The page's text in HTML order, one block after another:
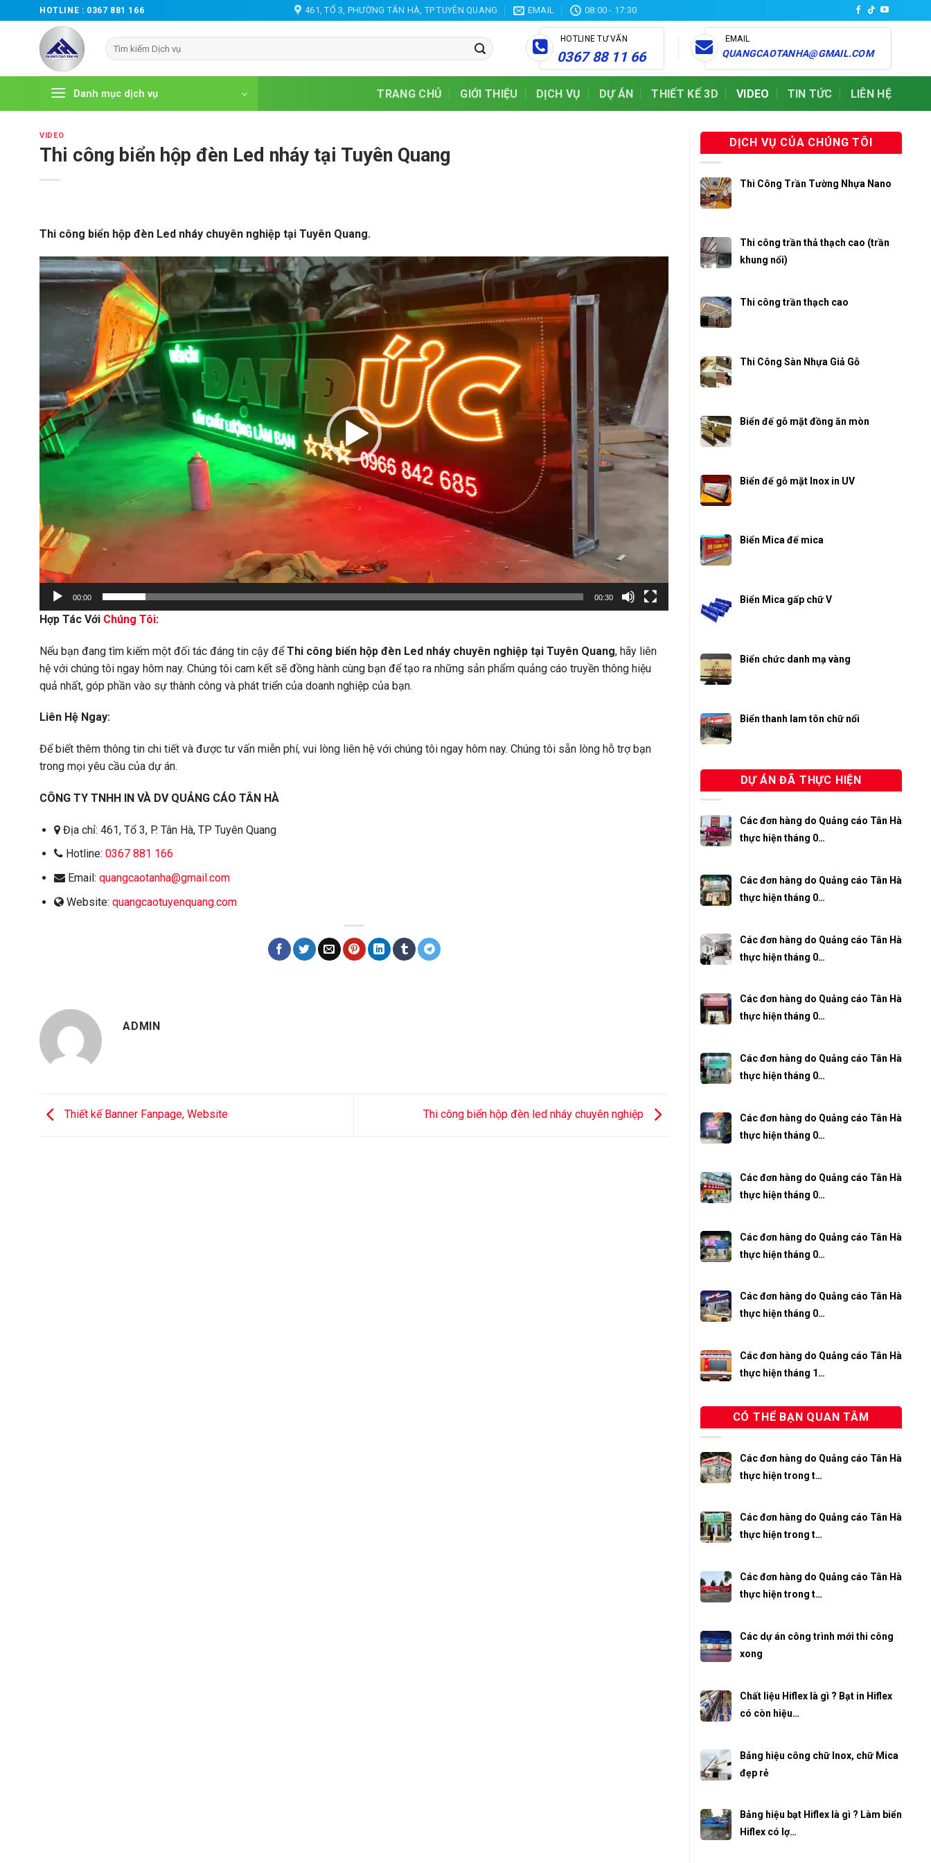
đến
HOTLINE : 0367 881 166 461, TỔ 3, PHƯỜNG TÂN HÀ, TP TUYÊN QUANG EMAIL 08:00 - 17:30
HOTLINE TƯ VẤN
0367 88 11 66
EMAIL
QUANGCAOTANHA@GMAIL.COM
Danh mục dịch vụ TRANG CHỦ GIỚI THIỆU DỊCH VỤ DỰ ÁN THIẾT KẾ 3D VIDEO TIN TỨC LIÊN HỆ
VIDEO
Thi công biển hộp đèn Led nháy tại Tuyên Quang
Thi công biển hộp đèn Led nháy chuyên nghiệp tại Tuyên Quang.
Trình
chơi
00:00 00:30
Hợp Tác Với Chúng Tôi:
Nếu bạn đang tìm kiếm một đối tác đáng tin cậy đểThi công biển hộp đèn Led nháy chuyên nghiệp tại Tuyên Quang, hãy liên
hệ với chúng tôi ngay hôm nay. Chúng tôi cam kết sẽ đồng hành cùng bạn để tạo ra những sản phẩm quảng cáo truyền thông hiệu
quả nhất, góp phần vào sự thành công và phát triển của doanh nghiệp của bạn.
Liên Hệ Ngay:
Để biết thêm thông tin chi tiết và được tư vấn miễn phí, vui lòng liên hệ với chúng tôi ngay hôm nay. Chúng tôi sẵn lòng hỗ trợ bạn
trong mọi yêu cầu của dự án.
CÔNG TY TNHH IN VÀ DV QUẢNG CÁO TÂN HÀ
Địa chỉ: 461, Tổ 3, P. Tân Hà, TP Tuyên Quang
Hotline: 0367 881 166
Email: quangcaotanha@gmail.com
Website: quangcaotuyenquang.com
ADMIN
Thiết kế Banner Fanpage, Website Thi công biển hộp đèn led nháy chuyên nghiệp
DỊCH VỤ CỦA CHÚNG TÔI
Thi Công Trần Tường Nhựa Nano
Thi công trần thả thạch cao (trần
khung nổi)
Thi công trần thạch cao
Thi Công Sàn Nhựa Giả Gỗ
Biển đế gỗ mặt đồng ăn mòn
Biển đế gỗ mặt Inox in UV
Biển Mica đế mica
Biển Mica gấp chữ V
Biển chức danh mạ vàng
Biển thanh lam tôn chữ nổi
DỰ ÁN ĐÃ THỰC HIỆN
Các đơn hàng do Quảng cáo Tân Hà
thực hiện tháng 0…
Các đơn hàng do Quảng cáo Tân Hà
thực hiện tháng 0…
Các đơn hàng do Quảng cáo Tân Hà
thực hiện tháng 0…
Các đơn hàng do Quảng cáo Tân Hà
thực hiện tháng 0…
Các đơn hàng do Quảng cáo Tân Hà
thực hiện tháng 0…
Các đơn hàng do Quảng cáo Tân Hà
thực hiện tháng 0…
Các đơn hàng do Quảng cáo Tân Hà
thực hiện tháng 0…
Các đơn hàng do Quảng cáo Tân Hà
thực hiện tháng 0…
Các đơn hàng do Quảng cáo Tân Hà
thực hiện tháng 0…
Các đơn hàng do Quảng cáo Tân Hà
thực hiện tháng 1…
CÓ THỂ BẠN QUAN TÂM
Các đơn hàng do Quảng cáo Tân Hà
thực hiện trong t…
Các đơn hàng do Quảng cáo Tân Hà
thực hiện trong t…
Các đơn hàng do Quảng cáo Tân Hà
thực hiện trong t…
Các dự án công trình mới thi công
xong
Chất liệu Hiflex là gì ? Bạt in Hiflex
có còn hiệu…
Bảng hiệu công chữ Inox, chữ Mica
đẹp rẻ
Bảng hiệu bạt Hiflex là gì ? Làm biển
Hiflex có lợ…